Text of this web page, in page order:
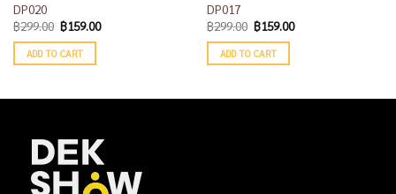
DP020
฿299.00 ฿159.00
ADD TO CART
DP017
฿299.00 ฿159.00
ADD TO CART